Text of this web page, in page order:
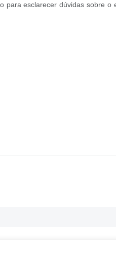
para esclarecer dúvidas sobre o